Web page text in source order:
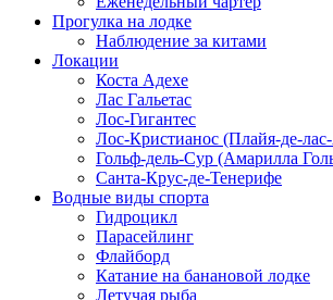
Прогулка на лодке
Наблюдение за китами
Локации
Коста Адехе
Лас Гальетас
Лос-Гигантес
Лос-Кристианос (Плайя-де-
Гольф-дель-Сур (Амарилла
Санта-Крус-де-Тенерифе
Водные виды спорта
Гидроцикл
Парасейлинг
Флайборд
Катание на банановой лодке
Летучая рыба